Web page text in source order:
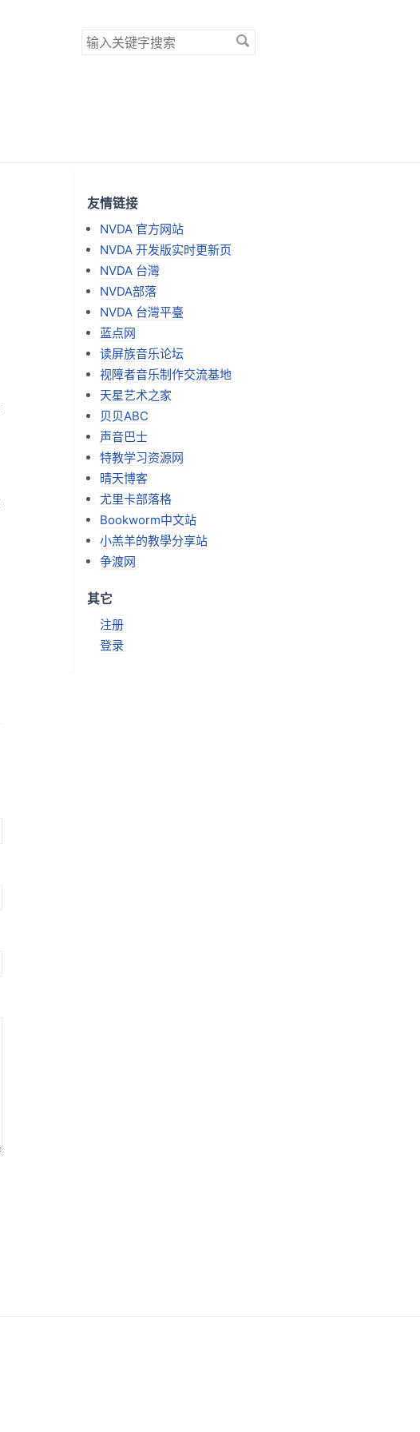
搜
友情链接
NVDA 官方网站
NVDA 开发版实时更新页
NVDA 台灣
NVDA部落
NVDA 台灣平臺
蓝点网
读屏族音乐论坛
视障者音乐制作交流基地
天星艺术之家
贝贝ABC
声音巴士
特教学习资源网
晴天博客
尤里卡部落格
Bookworm中文站
小羔羊的教學分享站
争渡网
其它
注册
登录